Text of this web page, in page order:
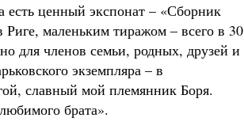
есть ценный экспонат – «Сборник
маленьким тиражом – всего в 30
для членов семьи, родных, друзей и
экземпляра – в
славный мой племянник Боря.
брата».